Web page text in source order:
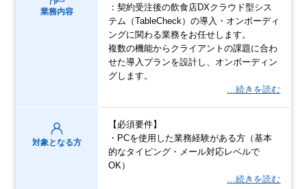
業務内容
：契約受注後の飲食店DXクラウド型シス
テム（TableCheck）の導入・オンボーディ
ングに関わる業務をお任せします。
複数の機能からクライアントの課題に合わ
せた導入プランを設計し、オンボーディン
グします。
…続きを読む
対象となる方
【必須要件】
・PCを使用した業務経験がある方（基本
的なタイピング・メール対応レベルで
OK）
…続きを読む